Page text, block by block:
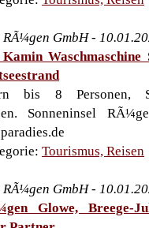
GmbH -
bis 8 Personen,
Sonneninsel
Tourismus, Reisen
GmbH -
Glowe, Breege-